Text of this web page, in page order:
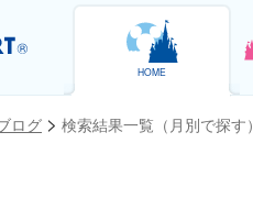
HOME
ログ 検索結果一覧（月別で探す）